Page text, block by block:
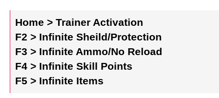
Home > Trainer Activation
F2 > Infinite Sheild/Protection
F3 > Infinite Ammo/No Reload
F4 > Infinite Skill Points
F5 > Infinite Items